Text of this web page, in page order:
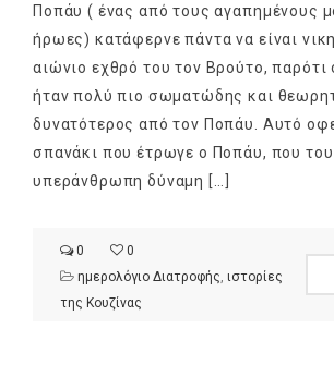
Ποπάυ ( ένας από τους αγαπημένους
ήρωες) κατάφερνε πάντα να είναι
αιώνιο εχθρό του τον Βρούτο, παρότι
ήταν πολύ πιο σωματώδης και
δυνατότερος από τον Ποπάυ. Αυτό
σπανάκι που έτρωγε ο Ποπάυ, που του
υπεράνθρωπη δύναμη […]
0
0
ημερολόγιο Διατροφής ιστορίες
της Κουζίνας